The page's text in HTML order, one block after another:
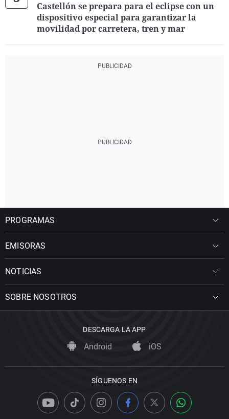
Castellón se prepara para el eclipse con un
dispositivo especial para garantizar la
movilidad por carretera, tren y mar
PROGRAMAS
EMISORAS
NOTICIAS
SOBRE NOSOTROS
DESCARGA LA APP
Android iOS
SÍGUENOS EN